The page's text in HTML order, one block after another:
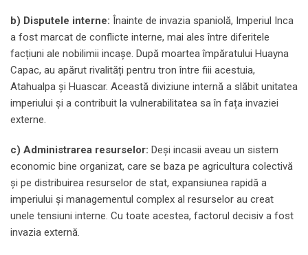
b) Disputele interne: Înainte de invazia spaniolă, Imperiul Inca
a fost marcat de conflicte interne, mai ales între diferitele
facțiuni ale nobilimii incașe. După moartea împăratului Huayna
Capac, au apărut rivalități pentru tron între fiii acestuia,
Atahualpa și Huascar. Această diviziune internă a slăbit unitatea
imperiului și a contribuit la vulnerabilitatea sa în fața invaziei
externe.
c) Administrarea resurselor: Deși incasii aveau un sistem
economic bine organizat, care se baza pe agricultura colectivă
și pe distribuirea resurselor de stat, expansiunea rapidă a
imperiului și managementul complex al resurselor au creat
unele tensiuni interne. Cu toate acestea, factorul decisiv a fost
invazia externă.